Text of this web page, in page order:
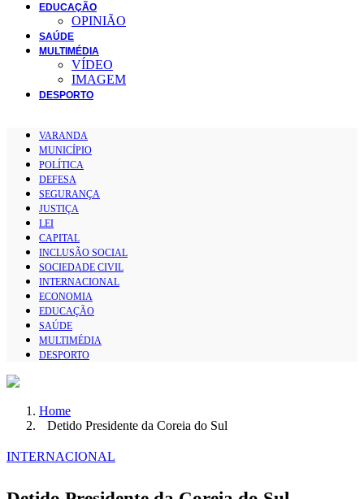
EDUCAÇÃO
OPINIÃO
SAÚDE
MULTIMÉDIA
VÍDEO
IMAGEM
DESPORTO
VARANDA
MUNICÍPIO
POLÍTICA
DEFESA
SEGURANÇA
JUSTIÇA
LEI
CAPITAL
INCLUSÃO SOCIAL
SOCIEDADE CIVIL
INTERNACIONAL
ECONOMIA
EDUCAÇÃO
SAÚDE
MULTIMÉDIA
DESPORTO
Home
Detido Presidente da Coreia do Sul
INTERNACIONAL